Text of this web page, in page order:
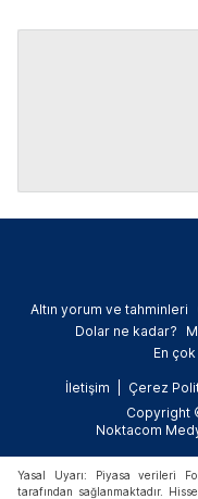
Altın yorum ve tahminleri
Dolar ne kadar?
En
İletişim Çerez
Copyright
Noktacom
Yasal Uyarı: Piyasa verileri
tarafından sağlanmaktadır.